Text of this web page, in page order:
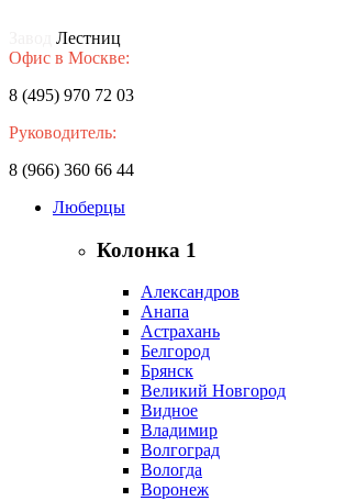
Лестниц
Офис в Москве:
8 (495) 970 72 03
Руководитель:
8 (966) 360 66 44
Люберцы
Колонка 1
Александров
Анапа
Астрахань
Белгород
Брянск
Великий Новгород
Видное
Владимир
Волгоград
Вологда
Воронеж